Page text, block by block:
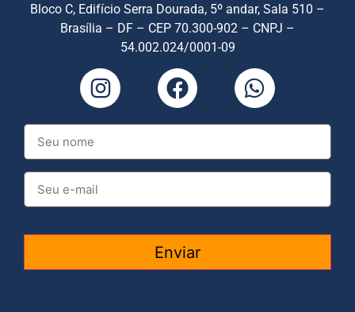
Bloco C, Edifício Serra Dourada, 5º andar, Sala 510 –
Brasília – DF – CEP 70.300-902 – CNPJ –
54.002.024/0001-09